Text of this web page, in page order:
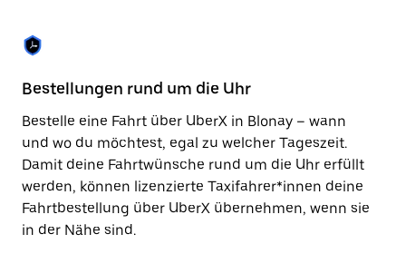
Bestellungen rund um die Uhr
Bestelle eine Fahrt über UberX in Blonay – wann
und wo du möchtest, egal zu welcher Tageszeit.
Damit deine Fahrtwünsche rund um die Uhr erfüllt
werden, können lizenzierte Taxifahrer*innen deine
Fahrtbestellung über UberX übernehmen, wenn sie
in der Nähe sind.